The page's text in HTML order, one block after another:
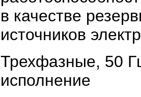
в качестве
источников
Трехфазные, 50
исполнение